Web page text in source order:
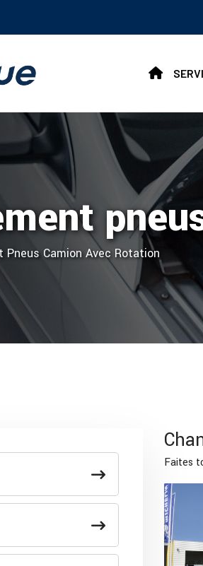
Pneus Camion Avec Rotation
Faites